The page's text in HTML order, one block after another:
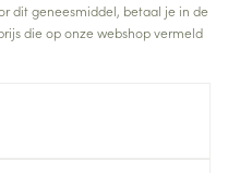
dit geneesmiddel, betaal je in de
die op onze webshop vermeld